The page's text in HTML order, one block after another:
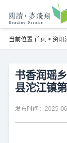
当前位置:首页 > 资讯
书香润瑶
县沱江镇
发布时间：2025-